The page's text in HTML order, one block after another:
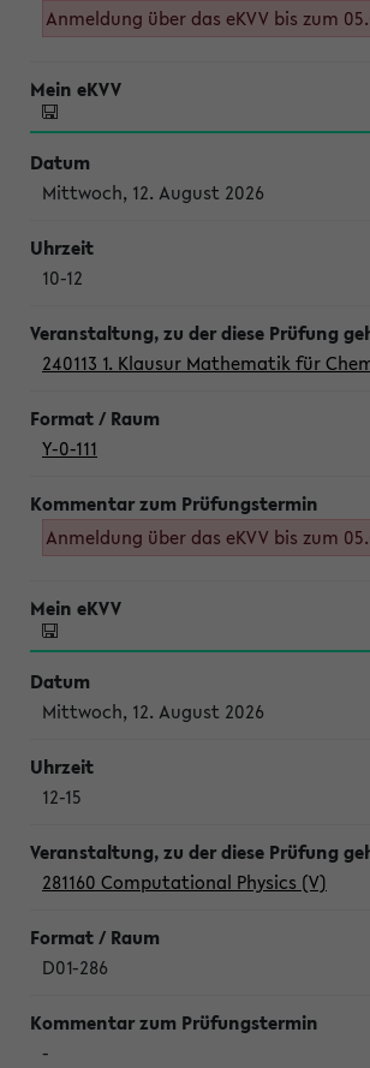
Anmeldung über das eKVV bis zum
Mittwoch, 12. August 2026
10-12
240113 1. Klausur Mathematik für
Y-0-111
Anmeldung über das eKVV bis zum
Mittwoch, 12. August 2026
12-15
281160 Computational Physics (V)
D01-286
-